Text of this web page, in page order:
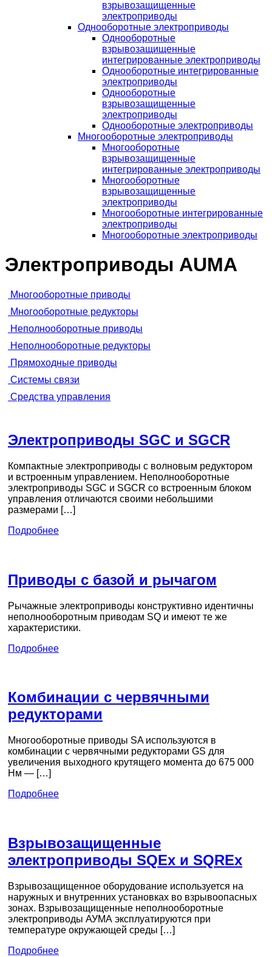
взрывозащищенные
электроприводы
Однооборотные электроприводы
Однооборотные
взрывозащищенные
интегрированные электроприводы
Однооборотные интегрированные
электроприводы
Однооборотные
взрывозащищенные
электроприводы
Однооборотные электроприводы
Многооборотные электроприводы
Многооборотные
взрывозащищенные
интегрированные электроприводы
Многооборотные
взрывозащищенные
электроприводы
Многооборотные интегрированные
электроприводы
Многооборотные электроприводы
Электроприводы AUMA
Многооборотные приводы
Многооборотные редукторы
Неполнооборотные приводы
Неполнооборотные редукторы
Прямоходные приводы
Системы связи
Средства управления
Электроприводы SGC и SGCR
Компактные электроприводы с волновым редуктором
и встроенным управлением. Неполнооборотные
электроприводы SGC и SGCR со встроенным блоком
управления отличаются своими небольшими
размерами […]
Подробнее
Приводы с базой и рычагом
Рычажные электроприводы конструктивно идентичны
неполнооборотным приводам SQ и имеют те же
характеристики.
Подробнее
Комбинации с червячными
редукторами
Многооборотные приводы SA используются в
комбинации с червячными редукторами GS для
увеличения выходного крутящего момента до 675 000
Нм — […]
Подробнее
Взрывозащищенные
электроприводы SQEx и SQREx
Взрывозащищенное оборудование используется на
наружных и внутренних установках во взрывоопасных
зонах. Взрывозащищенные неполнооборотные
электроприводы АУМА эксплуатируются при
температуре окружающей среды […]
Подробнее